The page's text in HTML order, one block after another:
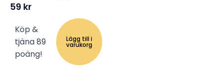
59 kr
Köp &
tjäna 89
poäng!
Lägg till i
varukorg